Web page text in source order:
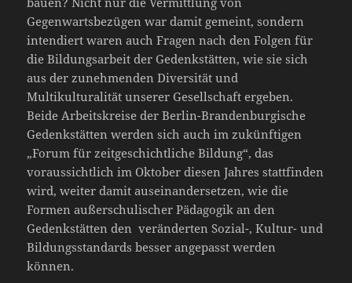
Gegenwartsbezügen war damit gemeint, sondern
intendiert waren auch Fragen nach den Folgen für
die Bildungsarbeit der Gedenkstätten, wie sie sich
aus der zunehmenden Diversität und
Multikulturalität unserer Gesellschaft ergeben.
Beide Arbeitskreise der Berlin-Brandenburgische
Gedenkstätten werden sich auch im zukünftigen
„Forum für zeitgeschichtliche Bildung“, das
voraussichtlich im Oktober diesen Jahres stattfinden
wird, weiter damit auseinandersetzen, wie die
Formen außerschulischer Pädagogik an den
Gedenkstätten den veränderten Sozial-, Kultur- und
Bildungsstandards besser angepasst werden
können.